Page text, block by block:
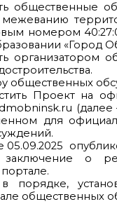
номером
«Город
общественных
Проект на
для
заключение о
порядке,
общественных